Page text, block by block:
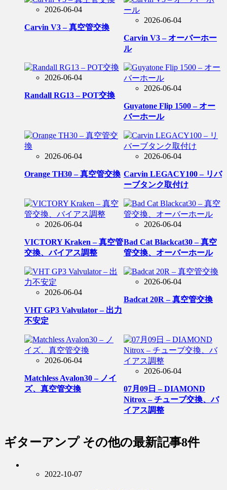
2026-06-04
Carvin V3 – 真空管交換
2026-06-04
Carvin V3 – オーバーホー
ル
2026-06-04
Randall RG13 – POT交換
2026-06-04
Guyatone Flip 1500 – オー
バーホール
2026-06-04
Orange TH30 – 真空管交換
2026-06-04
Carvin LEGACY100 – リバ
ーブタンク取付け
2026-06-04
VICTORY Kraken – 真空管
交換、バイアス調整
2026-06-04
Bad Cat Blackcat30 – 真空
管交換、オーバーホール
2026-06-04
VHT GP3 Valvulator – 出力
不安定
2026-06-04
Badcat 20R – 真空管交換
2026-06-04
Matchless Avalon30 – ノイ
ズ、真空管交換
2026-06-04
07月09日 – DIAMOND
Nitrox – チューブ交換、バ
イアス調整
ギターアンプ その他の最新記事8件
2022-10-07